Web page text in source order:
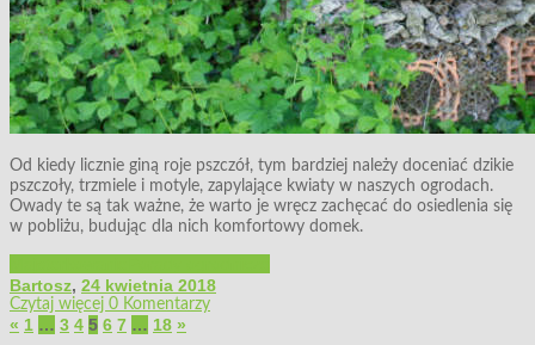
Od kiedy licznie giną roje pszczół, tym bardziej należy doceniać dzikie
pszczoły, trzmiele i motyle, zapylające kwiaty w naszych ogrodach.
Owady te są tak ważne, że warto je wręcz zachęcać do osiedlenia się
w pobliżu, budując dla nich komfortowy domek.
Bartosz, 24 kwietnia 2018
Czytaj więcej 0 Komentarzy
« 1 … 3 4 5 6 7 … 18 »